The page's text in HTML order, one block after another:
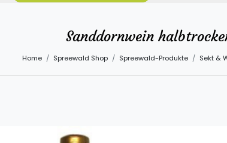
Sanddornwein
Home Spreewald Shop Spreewald-Produkte Sekt &